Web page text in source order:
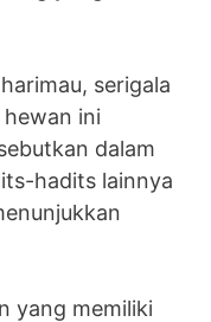
serigala
hewan ini
dalam
hadits lainnya
yang memiliki